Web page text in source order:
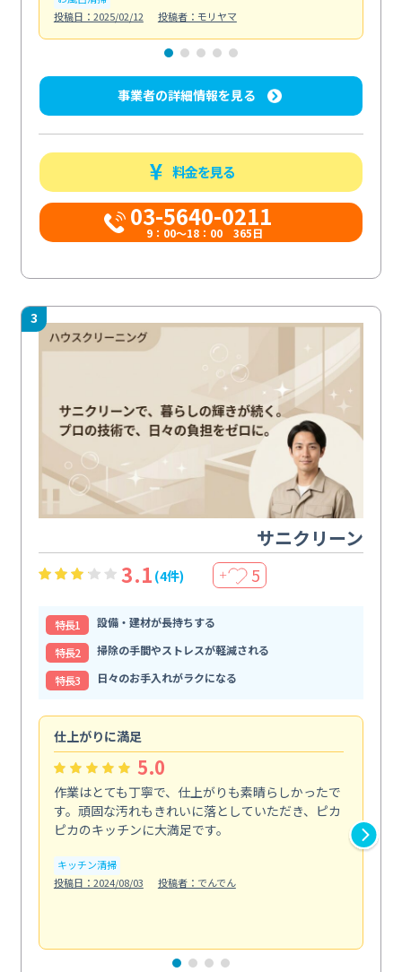
投稿日：2025/02/12
投稿者：モリヤマ
事業者の詳細情報を見る
料金を見る
03-5640-0211
9：00～18：00 365日
3
サニクリーン
3.1 (4件) ＋ 5
特⻑1
設備・建材が長持ちする
特⻑2
掃除の手間やストレスが軽減される
特⻑3
日々のお手入れがラクになる
仕上がりに満足
5.0
作業はとても丁寧で、仕上がりも素晴らしかったで
す。頑固な汚れもきれいに落としていただき、ピカ
ピカのキッチンに大満足です。
キッチン清掃
投稿日：2024/08/03
投稿者：でんでん